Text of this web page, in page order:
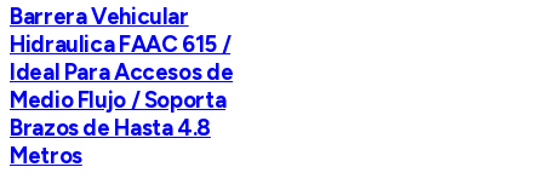
Barrera Vehicular
Hidraulica FAAC 615 /
Ideal Para Accesos de
Medio Flujo / Soporta
Brazos de Hasta 4.8
Metros